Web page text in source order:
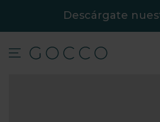
Descárgate